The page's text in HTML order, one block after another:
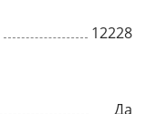
12228
Да